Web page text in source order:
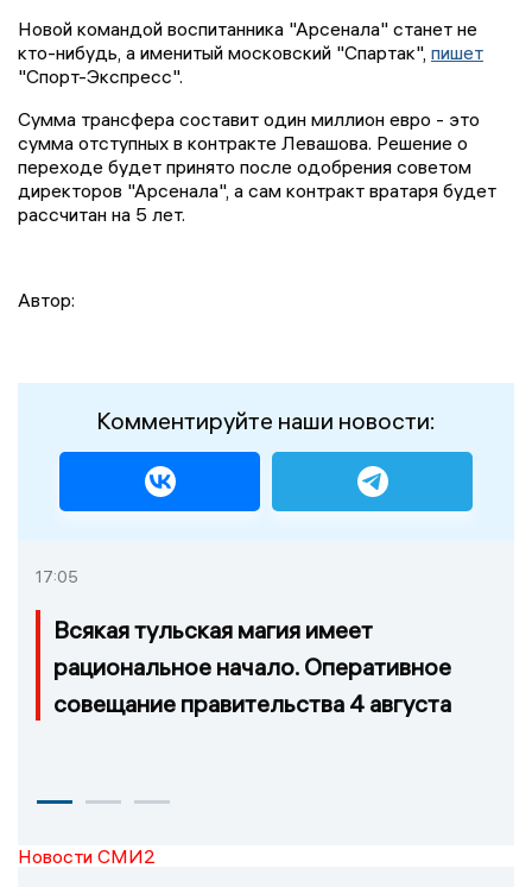
Новой командой воспитанника "Арсенала" станет не
кто-нибудь, а именитый московский "Спартак", пишет
"Спорт-Экспресс".
Сумма трансфера составит один миллион евро - это
сумма отступных в контракте Левашова. Решение о
переходе будет принято после одобрения советом
директоров "Арсенала", а сам контракт вратаря будет
рассчитан на 5 лет.
Автор:
Комментируйте наши новости:
17:05
Всякая тульская магия имеет
рациональное начало. Оперативное
совещание правительства 4 августа
Новости СМИ2